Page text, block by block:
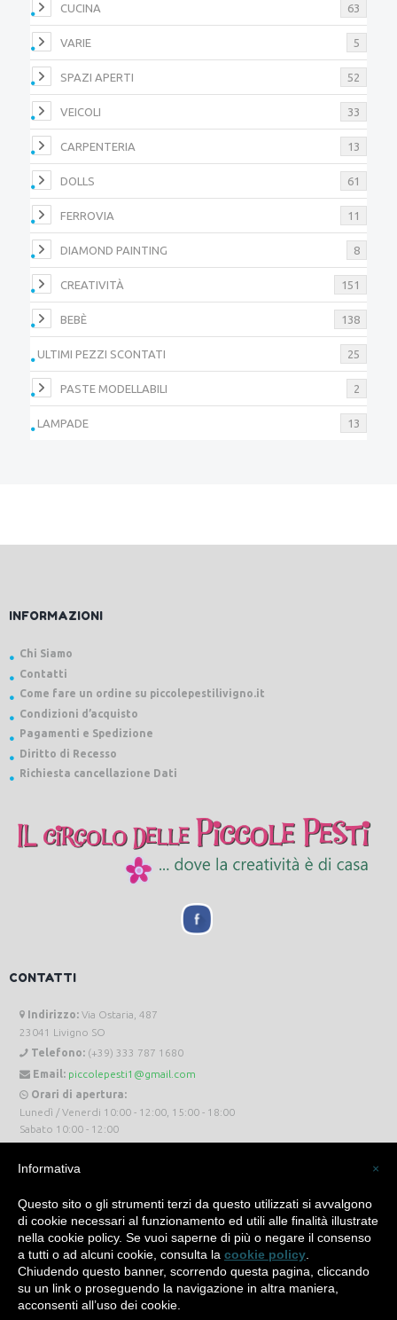
CUCINA 63
VARIE 5
SPAZI APERTI 52
VEICOLI 33
CARPENTERIA 13
DOLLS 61
FERROVIA 11
DIAMOND PAINTING 8
CREATIVITÀ 151
BEBÈ 138
ULTIMI PEZZI SCONTATI 25
PASTE MODELLABILI 2
LAMPADE 13
INFORMAZIONI
Chi Siamo
Contatti
Come fare un ordine su piccolepestilivigno.it
Condizioni d’acquisto
Pagamenti e Spedizione
Diritto di Recesso
Richiesta cancellazione Dati
CONTATTI
Indirizzo: Via Ostaria, 487
23041 Livigno SO
Telefono: (+39) 333 787 1680
Email: piccolepesti1@gmail.com
Orari di apertura:
Lunedì / Venerdi 10:00 - 12:00, 15:00 - 18:00
Sabato 10:00 - 12:00
Piccole Pesti Livigno © 2024 Tutti i diritti riservati. -Privacy Policy-Cookie Policy
Made with bySìServices
×
Informativa
Questo sito o gli strumenti terzi da questo utilizzati si avvalgono
di cookie necessari al funzionamento ed utili alle finalità illustrate
nella cookie policy. Se vuoi saperne di più o negare il consenso
a tutti o ad alcuni cookie, consulta la cookie policy
Chiudendo questo banner, scorrendo questa pagina, cliccando
su un link o proseguendo la navigazione in altra maniera,
acconsenti all’uso dei cookie.